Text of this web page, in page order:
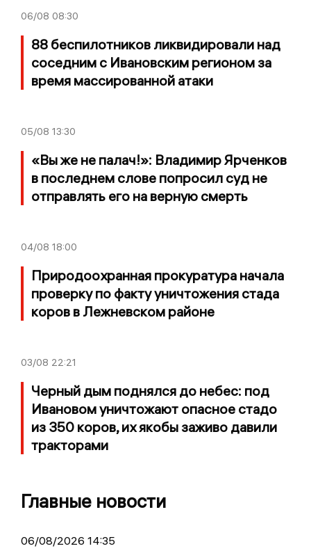
06/08 08:30
88 беспилотников ликвидировали над
соседним с Ивановским регионом за
время массированной атаки
05/08 13:30
«Вы же не палач!»: Владимир Ярченков
в последнем слове попросил суд не
отправлять его на верную смерть
04/08 18:00
Природоохранная прокуратура начала
проверку по факту уничтожения стада
коров в Лежневском районе
03/08 22:21
Черный дым поднялся до небес: под
Ивановом уничтожают опасное стадо
из 350 коров, их якобы заживо давили
тракторами
Главные новости
06/08/2026 14:35